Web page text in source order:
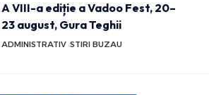
A VIII-a ediție a Vadoo Fest, 20–
23 august, Gura Teghii
ADMINISTRATIV STIRI BUZAU